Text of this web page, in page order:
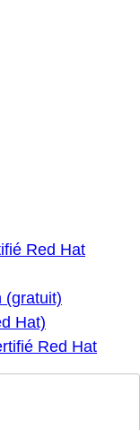
Red Hat
(gratuit)
Hat)
Red Hat